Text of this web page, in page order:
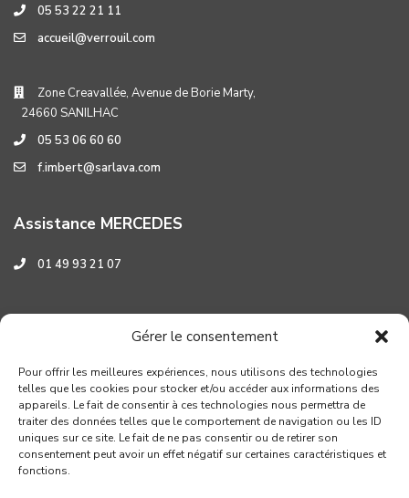
Gérer le consentement
Pour offrir les meilleures expériences, nous utilisons des technologies
telles que les cookies pour stocker et/ou accéder aux informations des
appareils. Le fait de consentir à ces technologies nous permettra de
traiter des données telles que le comportement de navigation ou les ID
uniques sur ce site. Le fait de ne pas consentir ou de retirer son
consentement peut avoir un effet négatif sur certaines caractéristiques et
fonctions.
05 53 22 21 11
accueil@verrouil.com
Zone Creavallée, Avenue de Borie Marty,
24660 SANILHAC
05 53 06 60 60
f.imbert@sarlava.com
Assistance MERCEDES
01 49 93 21 07
Assistance HYUNDAI